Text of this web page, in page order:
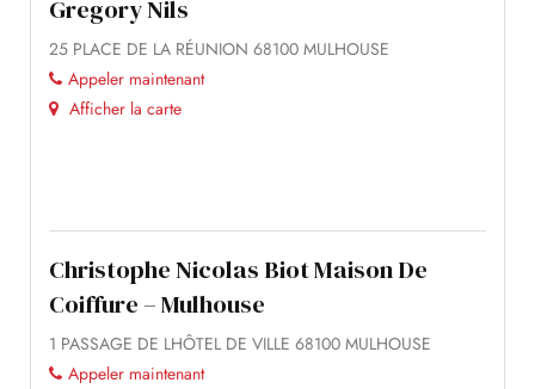
Gregory Nils
25 PLACE DE LA RÉUNION 68100 MULHOUSE
Appeler maintenant
Afficher la carte
Christophe Nicolas Biot Maison De
Coiffure – Mulhouse
1 PASSAGE DE LHÔTEL DE VILLE 68100 MULHOUSE
Appeler maintenant